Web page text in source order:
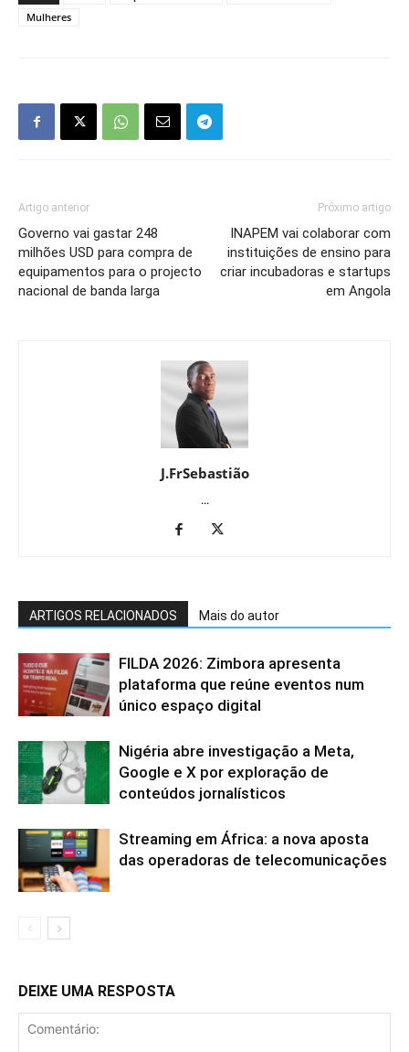
Mulheres
Artigo anterior
Governo vai gastar 248
milhões USD para compra de
equipamentos para o projecto
nacional de banda larga
Próximo artigo
INAPEM vai colaborar com
instituições de ensino para
criar incubadoras e startups
em Angola
J.FrSebastião
...
ARTIGOS RELACIONADOS Mais do autor
FILDA 2026: Zimbora apresenta
plataforma que reúne eventos num
único espaço digital
Nigéria abre investigação a Meta,
Google e X por exploração de
conteúdos jornalísticos
Streaming em África: a nova aposta
das operadoras de telecomunicações
DEIXE UMA RESPOSTA